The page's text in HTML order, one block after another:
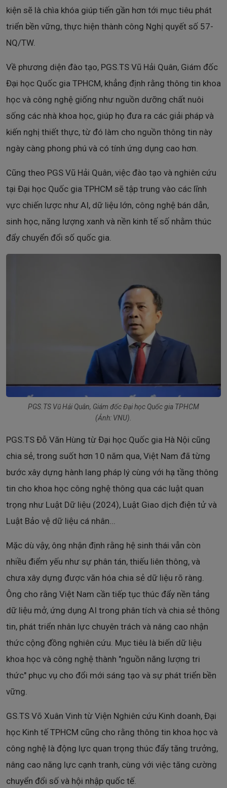
kiện sẽ là chìa khóa giúp tiến gần hơn tới mục tiêu phát
triển bền vững, thực hiện thành công Nghị quyết số 57-
NQ/TW.
Về phương diện đào tạo, PGS.TS Vũ Hải Quân, Giám đốc
Đại học Quốc gia TPHCM, khẳng định rằng thông tin khoa
học và công nghệ giống như nguồn dưỡng chất nuôi
sống các nhà khoa học, giúp họ đưa ra các giải pháp và
kiến nghị thiết thực, từ đó làm cho nguồn thông tin này
ngày càng phong phú và có tính ứng dụng cao hơn.
Cũng theo PGS Vũ Hải Quân, việc đào tạo và nghiên cứu
tại Đại học Quốc gia TPHCM sẽ tập trung vào các lĩnh
vực chiến lược như AI, dữ liệu lớn, công nghệ bán dẫn,
sinh học, năng lượng xanh và nền kinh tế số nhằm thúc
đẩy chuyển đổi số quốc gia.
PGS.TS Vũ Hải Quân, Giám đốc Đại học Quốc gia TPHCM
(Ảnh: VNU).
PGS.TS Đỗ Văn Hùng từ Đại học Quốc gia Hà Nội cũng
chia sẻ, trong suốt hơn 10 năm qua, Việt Nam đã từng
bước xây dựng hành lang pháp lý cùng với hạ tầng thông
tin cho khoa học công nghệ thông qua các luật quan
trọng như Luật Dữ liệu (2024), Luật Giao dịch điện tử và
Luật Bảo vệ dữ liệu cá nhân...
Mặc dù vậy, ông nhận định rằng hệ sinh thái vẫn còn
nhiều điểm yếu như sự phân tán, thiếu liên thông, và
chưa xây dựng được văn hóa chia sẻ dữ liệu rõ ràng.
Ông cho rằng Việt Nam cần tiếp tục thúc đẩy nền tảng
dữ liệu mở, ứng dụng AI trong phân tích và chia sẻ thông
tin, phát triển nhân lực chuyên trách và nâng cao nhận
thức cộng đồng nghiên cứu. Mục tiêu là biến dữ liệu
khoa học và công nghệ thành "nguồn năng lượng tri
thức" phục vụ cho đổi mới sáng tạo và sự phát triển bền
vững.
GS.TS Võ Xuân Vinh từ Viện Nghiên cứu Kinh doanh, Đại
học Kinh tế TPHCM cũng cho rằng thông tin khoa học và
công nghệ là động lực quan trọng thúc đẩy tăng trưởng,
nâng cao năng lực cạnh tranh, cùng với việc tăng cường
chuyển đổi số và hội nhập quốc tế.